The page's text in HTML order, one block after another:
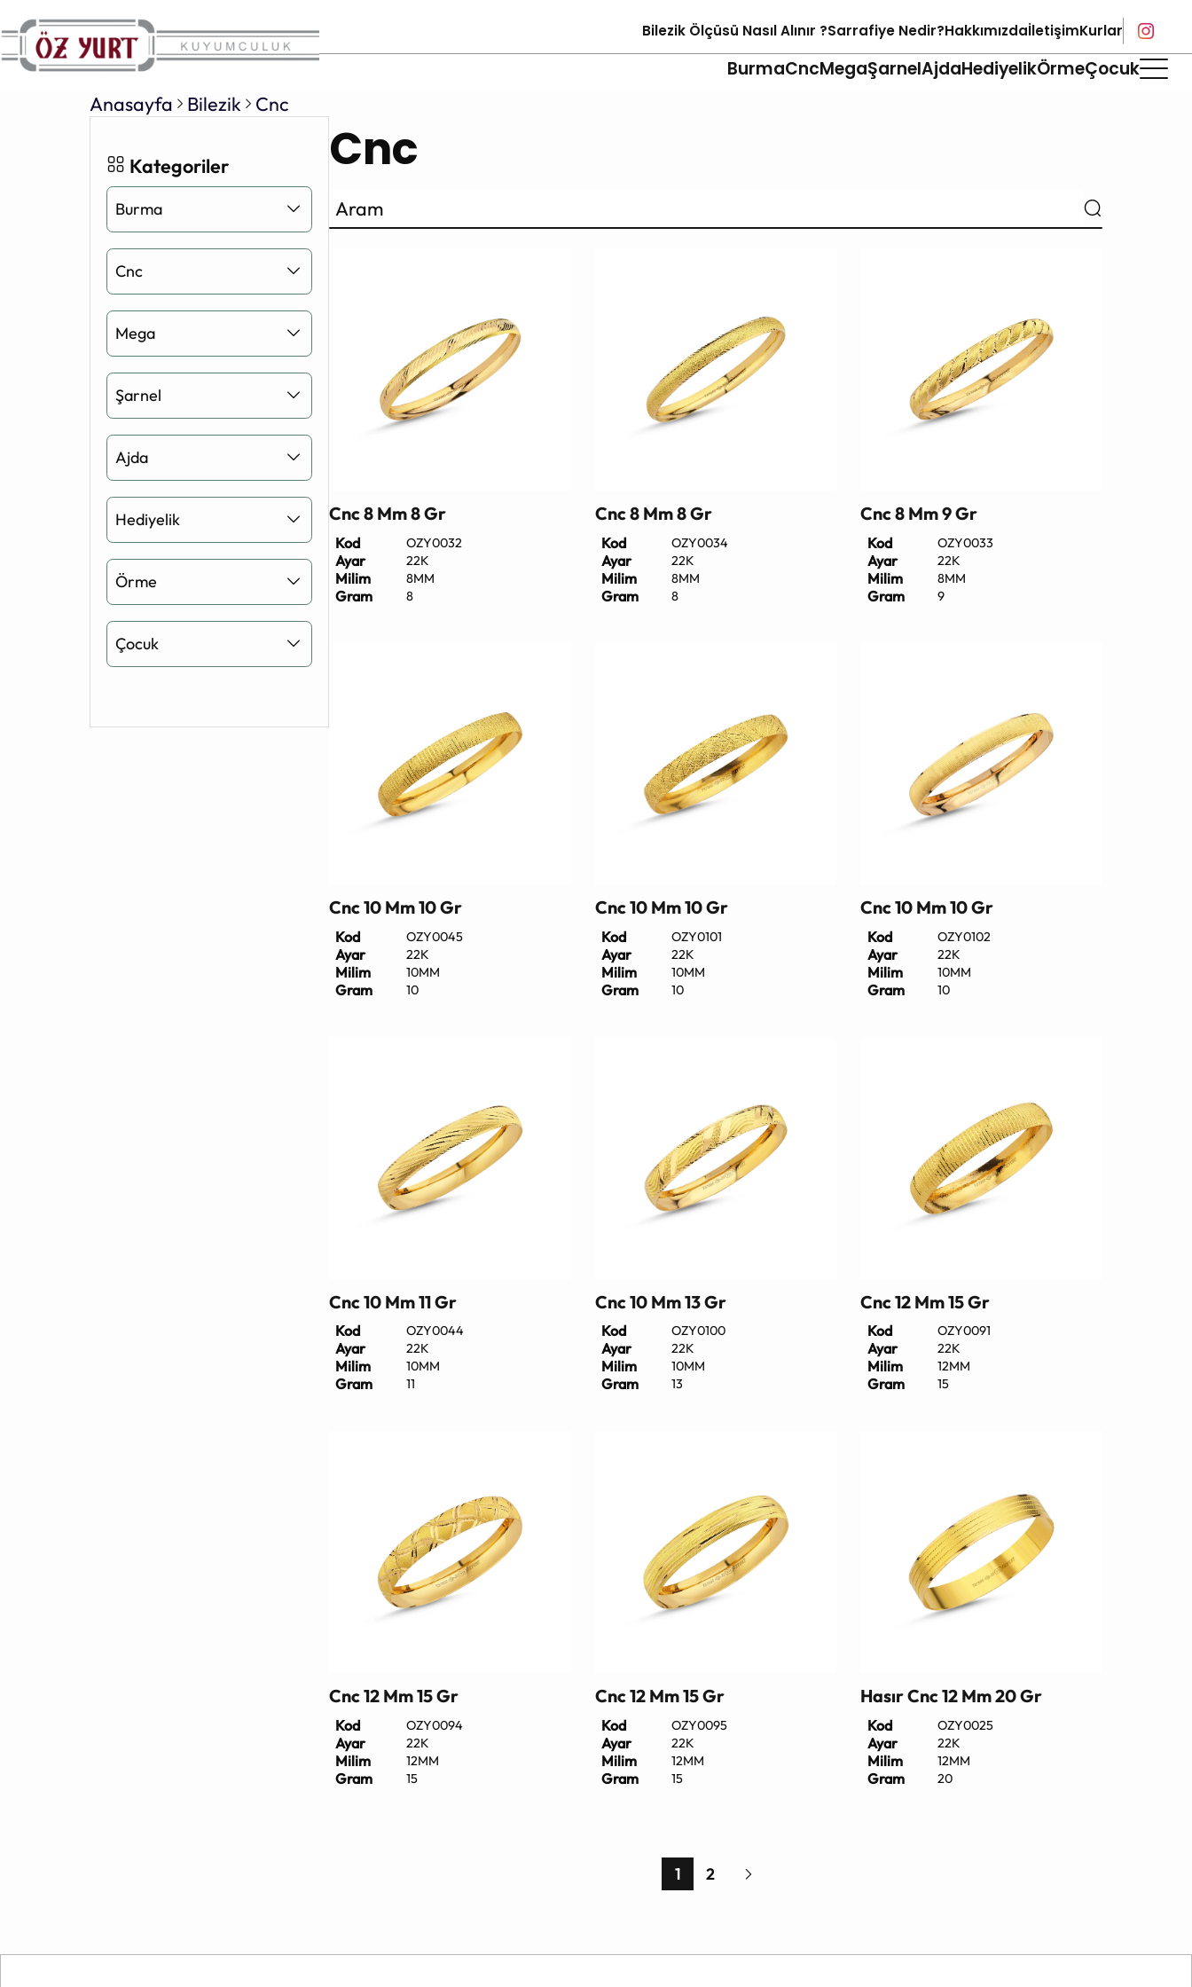
Bilezik Ölçüsü Nasıl Alınır ?Sarrafiye Nedir?HakkımızdaİletişimKurlar
BurmaCncMegaŞarnelAjdaHediyelikÖrmeÇocuk
Anasayfa Bilezik Cnc
Kategoriler
Burma
Cnc
Mega
Şarnel
Ajda
Hediyelik
Örme
Çocuk
Cnc
Arama
Cnc 8 Mm 8 Gr
Kod OZY0032
Ayar 22K
Milim 8MM
Gram 8
Cnc 8 Mm 8 Gr
Kod OZY0034
Ayar 22K
Milim 8MM
Gram 8
Cnc 8 Mm 9 Gr
Kod OZY0033
Ayar 22K
Milim 8MM
Gram 9
Cnc 10 Mm 10 Gr
Kod OZY0045
Ayar 22K
Milim 10MM
Gram 10
Cnc 10 Mm 10 Gr
Kod OZY0101
Ayar 22K
Milim 10MM
Gram 10
Cnc 10 Mm 10 Gr
Kod OZY0102
Ayar 22K
Milim 10MM
Gram 10
Cnc 10 Mm 11 Gr
Kod OZY0044
Ayar 22K
Milim 10MM
Gram 11
Cnc 10 Mm 13 Gr
Kod OZY0100
Ayar 22K
Milim 10MM
Gram 13
Cnc 12 Mm 15 Gr
Kod OZY0091
Ayar 22K
Milim 12MM
Gram 15
Cnc 12 Mm 15 Gr
Kod OZY0094
Ayar 22K
Milim 12MM
Gram 15
Cnc 12 Mm 15 Gr
Kod OZY0095
Ayar 22K
Milim 12MM
Gram 15
Hasır Cnc 12 Mm 20 Gr
Kod OZY0025
Ayar 22K
Milim 12MM
Gram 20
1 2